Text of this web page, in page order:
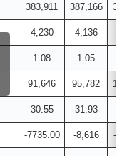
383,911 387,166
4,230 4,136
1.08 1.05
91,646 95,782
30.55 31.93
-7735.00 -8,616 -